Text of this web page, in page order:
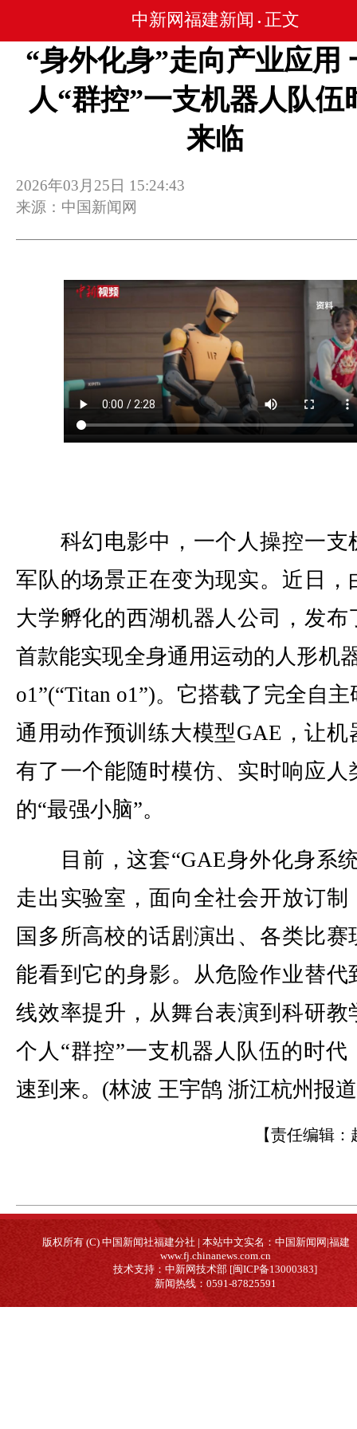
中新网福建新闻 • 正文
“身外化身”走向产业应用
人“群控”一支机器人队伍
来临
2026年03月25日 15:24:43
来源：中国新闻网
科幻电影中，一个人操控一支
军队的场景正在变为现实。近日，
大学孵化的西湖机器人公司，发布
首款能实现全身通用运动的人形机
o1”(“Titan o1”)。它搭载了完全自
通用动作预训练大模型GAE，让机
有了一个能随时模仿、实时响应人
的“最强小脑”。
目前，这套“GAE身外化身系
走出实验室，面向全社会开放订制
国多所高校的话剧演出、各类比赛
能看到它的身影。从危险作业替代
线效率提升，从舞台表演到科研教
个人“群控”一支机器人队伍的时代
速到来。(林波 王宇鹄 浙江杭州报
【责任编辑：
版权所有 (C) 中国新闻社福建分社 | 本站中文实名：中国新闻网|福建
www.fj.chinanews.com.cn
技术支持：中新网技术部 [闽ICP备13000383]
新闻热线：0591-87825591